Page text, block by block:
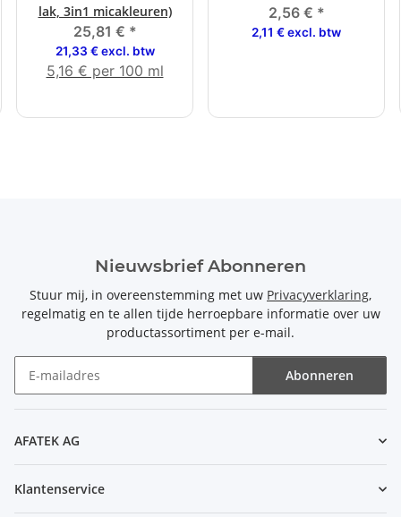
lak, 3in1 micakleuren)
25,81 € *
21,33 € excl. btw
5,16 € per 100 ml
2,56 € *
2,11 € excl. btw
Nieuwsbrief Abonneren
Stuur mij, in overeenstemming met uw Privacyverklaring,
regelmatig en te allen tijde herroepbare informatie over uw
productassortiment per e-mail.
Abonneren
AFATEK AG
Klantenservice